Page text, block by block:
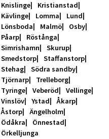
Knislinge
Kristianstad
Kävlinge
Lomma
Lund
Lönsboda
Malmö
Osby
Påarp
Röstånga
Simrishamn
Skurup
Smedstorp
Staffanstorp
Stehag
Södra sandby
Tjörnarp
Trelleborg
Tyringe
Veberöd
Vellinge
Vinslöv
Ystad
Åkarp
Åstorp
Ängelholm
Ödåkra
Önnestad
Örkelljunga